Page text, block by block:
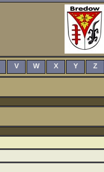
V W X Y Z